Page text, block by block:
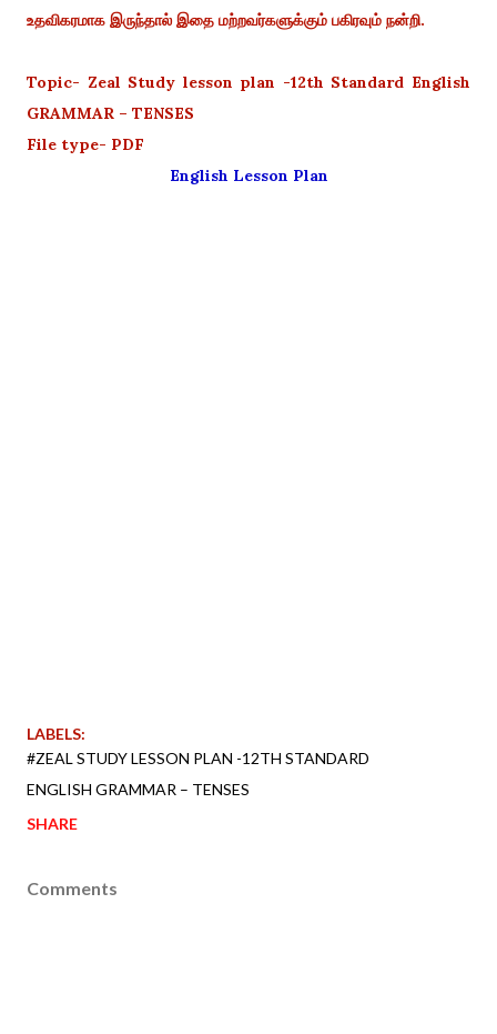
உதவிகரமாக இருந்தால் இதை மற்றவர்களுக்கும் பகிரவும் நன்றி.
Topic- Zeal Study lesson plan -12th Standard English
GRAMMAR – TENSES
File type- PDF
English Lesson Plan
LABELS:
#ZEAL STUDY LESSON PLAN -12TH STANDARD
ENGLISH GRAMMAR – TENSES
SHARE
Comments